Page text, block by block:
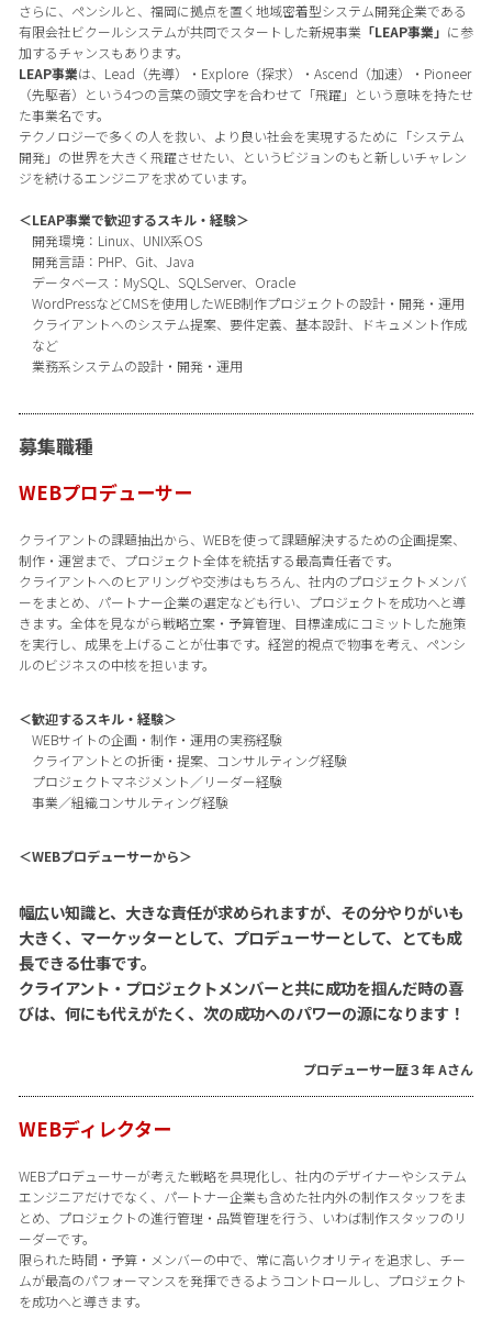
さらに、ペンシルと、福岡に拠点を置く地域密着型システム開発企業である
有限会社ビクールシステムが共同でスタートした新規事業「LEAP事業」 に参
加するチャンスもあります。
LEAP事業は、Lead（先導）・Explore（探求）・Ascend（加速）・Pioneer
（先駆者）という4つの言葉の頭文字を合わせて「飛躍」という意味を持たせ
た事業名です。
テクノロジーで多くの人を救い、より良い社会を実現するために「システム
開発」の世界を大きく飛躍させたい、というビジョンのもと新しいチャレン
ジを続けるエンジニアを求めています。
＜LEAP事業で歓迎するスキル・経験＞
開発環境：Linux、UNIX系OS
開発言語：PHP、Git、Java
データベース：MySQL、SQLServer、Oracle
WordPressなどCMSを使用したWEB制作プロジェクトの設計・開発・運用
クライアントへのシステム提案、要件定義、基本設計、ドキュメント作成
など
業務系システムの設計・開発・運用
募集職種
WEBプロデューサー
クライアントの課題抽出から、WEBを使って課題解決するための企画提案、
制作・運営まで、プロジェクト全体を統括する最高責任者です。
クライアントへのヒアリングや交渉はもちろん、社内のプロジェクトメンバ
ーをまとめ、パートナー企業の選定なども行い、プロジェクトを成功へと導
きます。全体を見ながら戦略立案・予算管理、目標達成にコミットした施策
を実行し、成果を上げることが仕事です。経営的視点で物事を考え、ペンシ
ルのビジネスの中核を担います。
＜歓迎するスキル・経験＞
WEBサイトの企画・制作・運用の実務経験
クライアントとの折衝・提案、コンサルティング経験
プロジェクトマネジメント／リーダー経験
事業／組織コンサルティング経験
＜WEBプロデューサーから＞
幅広い知識と、大きな責任が求められますが、その分やりがいも
大きく、マーケッターとして、プロデューサーとして、とても成
長できる仕事です。
クライアント・プロジェクトメンバーと共に成功を掴んだ時の喜
びは、何にも代えがたく、次の成功へのパワーの源になります！
プロデューサー歴３年 Aさん
WEBディレクター
WEBプロデューサーが考えた戦略を具現化し、社内のデザイナーやシステム
エンジニアだけでなく、パートナー企業も含めた社内外の制作スタッフをま
とめ、プロジェクトの進行管理・品質管理を行う、いわば制作スタッフのリ
ーダーです。
限られた時間・予算・メンバーの中で、常に高いクオリティを追求し、チー
ムが最高のパフォーマンスを発揮できるようコントロールし、プロジェクト
を成功へと導きます。